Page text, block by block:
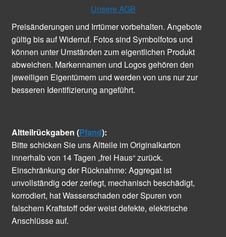
Unsere AGB
Preisänderungen und Irrtümer vorbehalten. Angebote
gültig bis auf Widerruf. Fotos sind Symbolfotos und
können unter Umständen zum eigentlichen Produkt
abweichen. Markennamen und Logos gehören den
jeweiligen Eigentümern und werden von uns nur zur
besseren Identifizierung angeführt.
Altteilrückgaben (Pfand):
Bitte schicken Sie uns Altteile im Originalkarton
innerhalb von 14 Tagen „frei Haus“ zurück.
Einschränkung der Rücknahme: Aggregat ist
unvollständig oder zerlegt, mechanisch beschädigt,
korrodiert, hat Wasserschaden oder Spuren von
falschem Kraftstoff oder weist defekte, elektrische
Anschlüsse auf.